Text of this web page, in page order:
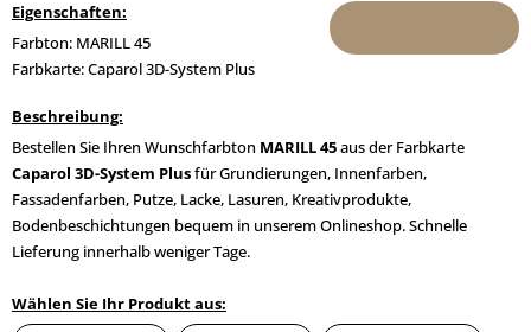
Eigenschaften:
Farbton: MARILL 45
Farbkarte: Caparol 3D-System Plus
Beschreibung:
Bestellen Sie Ihren Wunschfarbton MARILL 45aus der Farbkarte
Caparol 3D-System Plusfür Grundierungen, Innenfarben,
Fassadenfarben, Putze, Lacke, Lasuren, Kreativprodukte,
Bodenbeschichtungen bequem in unserem Onlineshop. Schnelle
Lieferung innerhalb weniger Tage.
Wählen Sie Ihr Produkt aus: